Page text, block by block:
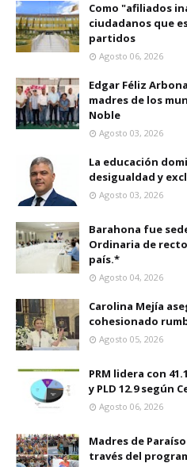
Como "afiliados
ciudadanos que
partidos
Agosto 06, 2026
Edgar Féliz
madres de los
Noble
Agosto 03, 2026
La educación
desigualdad y
Agosto 03, 2026
Barahona fue
Ordinaria de
país.*
Agosto 04, 2026
Carolina Mejía
cohesionado
Agosto 05, 2026
PRM lidera con
y PLD 12.9 según
Agosto 06, 2026
Madres de
través del